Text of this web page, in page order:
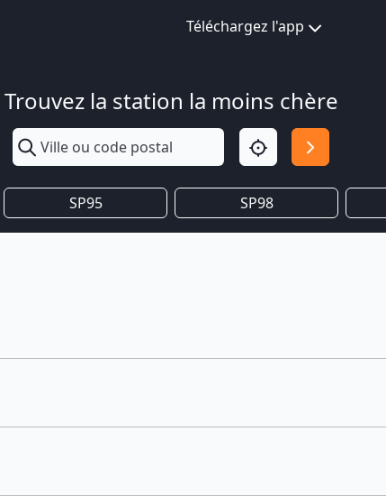
Téléchargez l'app
Trouvez la station la moins chère
SP95 SP98